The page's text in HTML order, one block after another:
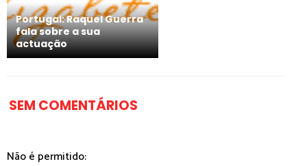
Portugal: Raquel Guerra
fala sobre a sua
actuação
SEM COMENTÁRIOS
Não é permitido: